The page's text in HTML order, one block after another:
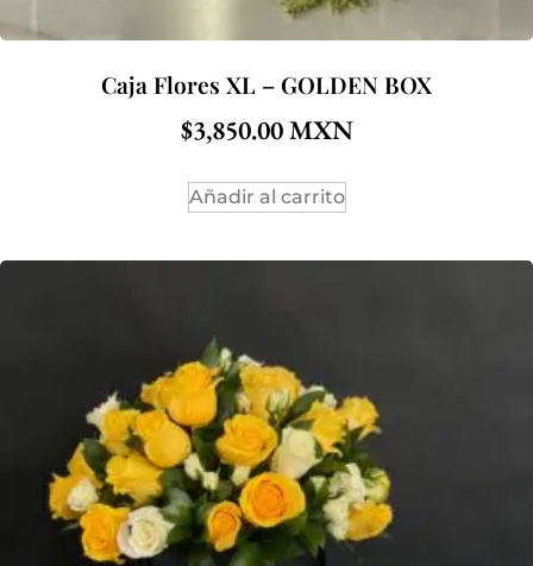
Caja Flores XL – GOLDEN BOX
$3,850.00
Añadir al carrito